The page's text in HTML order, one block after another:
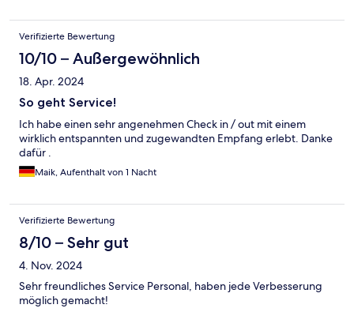
Verifizierte Bewertung
10/10 – Außergewöhnlich
18. Apr. 2024
So geht Service!
Ich habe einen sehr angenehmen Check in / out mit einem
wirklich entspannten und zugewandten Empfang erlebt. Danke
dafür .
Maik, Aufenthalt von 1 Nacht
Verifizierte Bewertung
8/10 – Sehr gut
4. Nov. 2024
Sehr freundliches Service Personal, haben jede Verbesserung
möglich gemacht!